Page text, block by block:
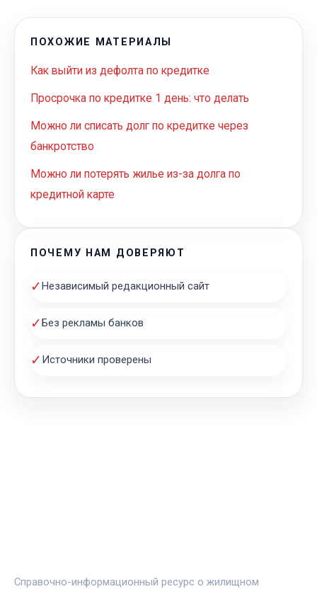
ПОХОЖИЕ МАТЕРИАЛЫ
Как выйти из дефолта по кредитке
Просрочка по кредитке 1 день: что делать
Можно ли списать долг по кредитке через
банкротство
Можно ли потерять жилье из-за долга по
кредитной карте
ПОЧЕМУ НАМ ДОВЕРЯЮТ
✓ Независимый редакционный сайт
✓ Без рекламы банков
✓ Источники проверены
Справочно-информационный ресурс о жилищном